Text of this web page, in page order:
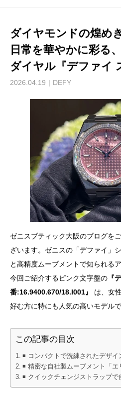
ダイヤモンドの煌め
日常を華やかに彩る
ダイヤル『デファイ
2026.04.19 DEFY
ゼニスブティック大阪のブログを
ざいます。ゼニスの「デファイ」
と高精度ムーブメントで知られる
今回ご紹介するピンク文字盤の 『
番:16.9400.670/18.I001』
は、女
好む方に特にも人気の高いモデルで
この記事の目次
◾️ コンパクトで洗練されたデザイ
◾️ 精密な自社製ムーブメント「エ
◾️ クイックチェンジストラップで